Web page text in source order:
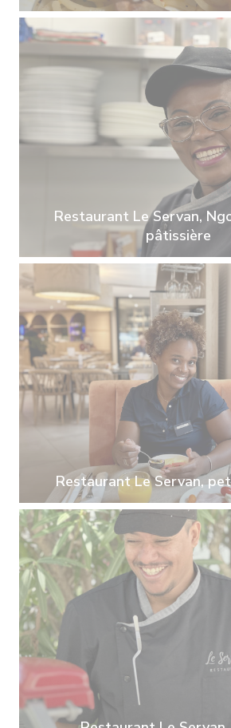
Restaurant Le Servan,
pâtissière
Restaurant Le Servan,